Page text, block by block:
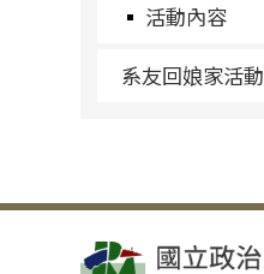
活動內容
系友回娘家活動